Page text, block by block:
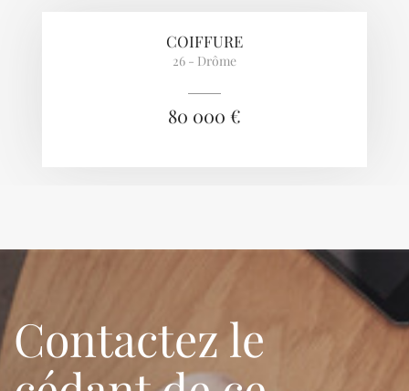
COIFFURE
26 - Drôme
80 000 €
Contactez le